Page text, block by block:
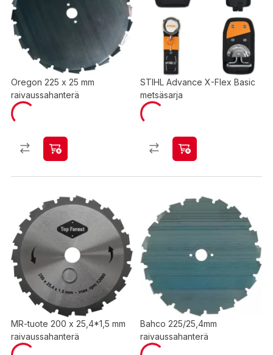
Oregon 225 x 25 mm
raivaussahanterä
STIHL Advance X-Flex Basic
metsäsarja
MR-tuote 200 x 25,4*1,5 mm
raivaussahanterä
Bahco 225/25,4mm
raivaussahanterä